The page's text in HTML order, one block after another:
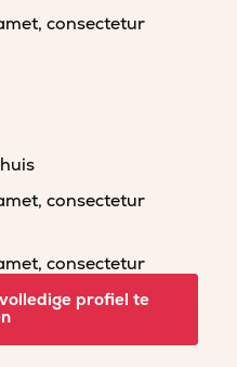
consectetur
consectetur
consectetur
consectetur
profiel te